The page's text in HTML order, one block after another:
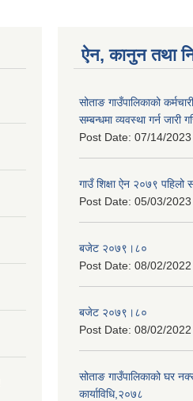
ऐन, कानुन तथा
सोताङ गाउँपालिकाको
सम्बन्धमा व्यवस्था गर्न जारी
Post Date: 07/14/
गाउँ शिक्षा ऐन २०७९
Post Date: 05/03/
बजेट २०७९।८०
Post Date: 08/02/
बजेट २०७९।८०
Post Date: 08/02/
सोताङ गाउँपालिकाको घर
कार्याविधि,२०७८